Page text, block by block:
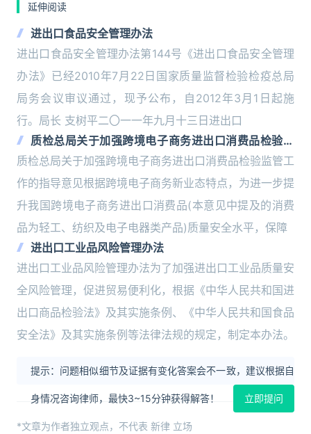
延伸阅读
进出口食品安全管理办法
进出口食品安全管理办法第144号《进出口食品安全管理
办法》已经2010年7月22日国家质量监督检验检疫总局
局务会议审议通过，现予公布，自2012年3月1日起施
行。局长 支树平二〇一一年九月十三日进出口
质检总局关于加强跨境电子商务进出口消费品检验监
管工作的指导意见
质检总局关于加强跨境电子商务进出口消费品检验监管工
作的指导意见根据跨境电子商务新业态特点，为进一步提
升我国跨境电子商务进出口消费品(本意见中提及的消费
品为轻工、纺织及电子电器类产品)质量安全水平，保障
进出口工业品风险管理办法
进出口工业品风险管理办法为了加强进出口工业品质量安
全风险管理，促进贸易便利化，根据《中华人民共和国进
出口商品检验法》及其实施条例、《中华人民共和国食品
安全法》及其实施条例等法律法规的规定，制定本办法。
提示：问题相似细节及证据有变化答案会不一致，建议根据自
身情况咨询律师，最快3~15分钟获得解答！ 立即提问
*文章为作者独立观点，不代表 新律 立场